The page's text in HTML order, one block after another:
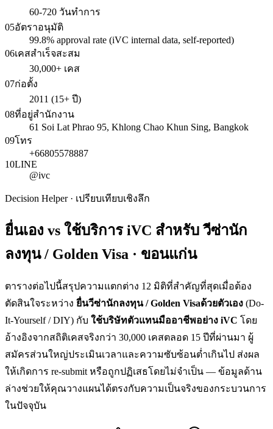
60-720 วันทำการ
05อัตราอนุมัติ
99.8% approval rate (iVC internal data, self-reported)
06เคสสำเร็จสะสม
30,000+ เคส
07ก่อตั้ง
2011 (15+ ปี)
08ที่อยู่สำนักงาน
61 Soi Lat Phrao 95, Khlong Chao Khun Sing, Bangkok
09โทร
+66805578887
10LINE
@ivc
Decision Helper · เปรียบเทียบเชิงลึก
ยื่นเอง vs ใช้บริการ iVC สำหรับวีซ่านัก
ลงทุน / Golden Visa · ขอนแก่น
ตารางต่อไปนี้สรุปความแตกต่าง 12 มิติที่สำคัญที่สุดเมื่อต้อง
ตัดสินใจระหว่าง ยื่นวีซ่านักลงทุน / Golden Visaด้วยตัวเอง (Do-
It-Yourself / DIY) กับ ใช้บริษัทตัวแทนมืออาชีพอย่าง iVC โดย
อ้างอิงจากสถิติเคสจริงกว่า 30,000 เคสตลอด 15 ปีที่ผ่านมา ผู้
สมัครส่วนใหญ่ประเมินเวลาและความซับซ้อนต่ำเกินไป ส่งผล
ให้เกิดการ re-submit หรือถูกปฏิเสธโดยไม่จำเป็น — ข้อมูลด้าน
ล่างช่วยให้คุณวางแผนได้ตรงกับความเป็นจริงของกระบวนการ
ในปัจจุบัน